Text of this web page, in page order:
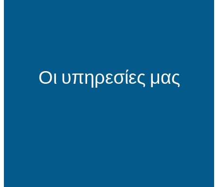
Οι υπηρεσίες μας